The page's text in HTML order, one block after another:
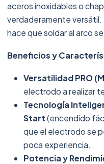
aceros inoxidables o
verdaderamente
hace que soldar al arco
Beneficios y
Versatilidad PRO
electrodo a realizar
Tecnología
Start(encendido
que el electrodo se
poca experiencia.
Potencia y